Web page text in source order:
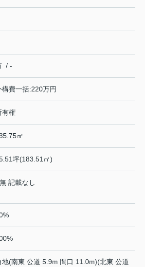
/ -
構費一括:220万円
有権
㎡
坪(183.51㎡)
記載なし
地(南東 公道 5.9m 間口 11.0m)(北東 公道